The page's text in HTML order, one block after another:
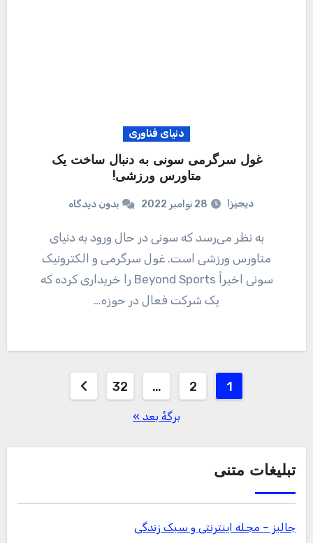
دنیای فناوری
غول سرگرمی سونی به دنبال ساخت یک
متاورس ورزشی!
دیجیزا 28 نوامبر 2022 بدون دیدگاه
به نظر می‌رسد که سونی در حال ورود به دنیای
متاورس ورزشی است. غول سرگرمی و الکترونیک
سونی اخیراً Beyond Sports را خریداری کرده که
یک شرکت فعال در حوزه…
صفحه‌بندی
1
2
…
32
برگهٔ بعد »
تبلیغات متنی
جالبز – مجله اینترنتی و سبک زندگی